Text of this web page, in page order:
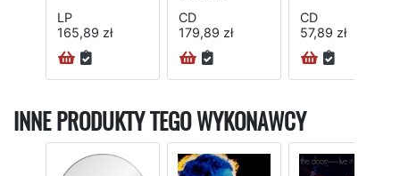
LP
165,89 zł
CD
179,89 zł
CD
57,89 zł
INNE PRODUKTY TEGO WYKONAWCY